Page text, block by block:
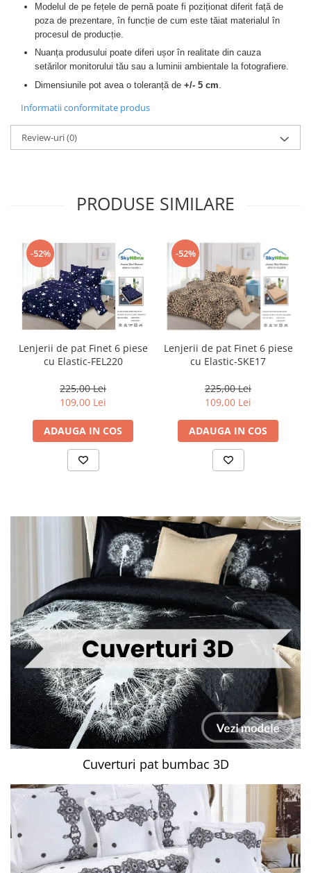
Modelul de pe fețele de pernă poate fi poziționat diferit față de
poza de prezentare, în funcție de cum este tăiat materialul în
procesul de producție.
Nuanța produsului poate diferi ușor în realitate din cauza
setărilor monitorului tău sau a luminii ambientale la fotografiere.
Dimensiunile pot avea o toleranță de +/- 5 cm
Informatii conformitate produs
Review-uri(0)
PRODUSE SIMILARE
-52%
Lenjerii de pat Finet 6 piese
cu Elastic-FEL220
225,00 Lei
109,00 Lei
ADAUGA IN COS
-52%
Lenjerii de pat Finet 6 piese
cu Elastic-SKE17
225,00 Lei
109,00 Lei
ADAUGA IN COS
Cuverturi pat bumbac 3D